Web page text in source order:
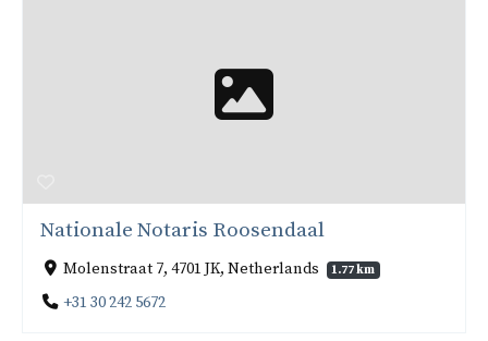
Nationale Notaris Roosendaal
Molenstraat 7, 4701 JK, Netherlands 1.77 km
+31 30 242 5672